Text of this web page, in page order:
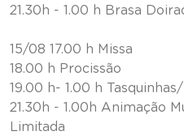
21.30h - 1.00 h Brasa
15/08 17.00 h Missa
18.00 h Procissão
19.00 h- 1.00 h
21.30h - 1.00h Animação
Limitada